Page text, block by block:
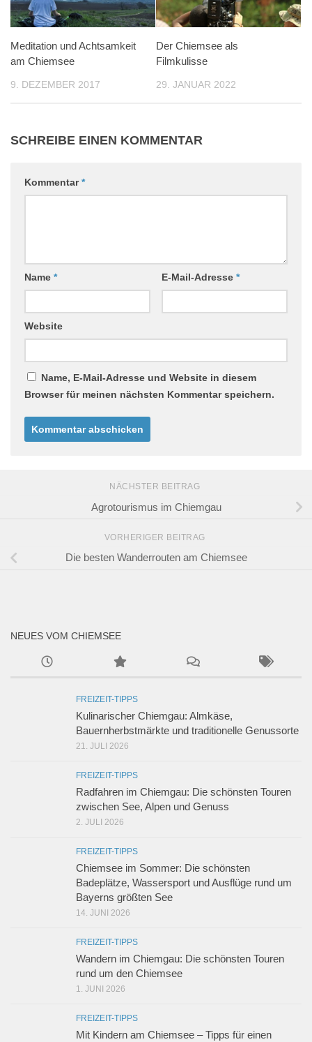
Meditation und Achtsamkeit
am Chiemsee
9. DEZEMBER 2017
Der Chiemsee als
Filmkulisse
29. JANUAR 2022
SCHREIBE EINEN KOMMENTAR
Kommentar*
Name * E-Mail-Adresse *
Website
Name, E-Mail-Adresse und Website in diesem
Browser für meinen nächsten Kommentar speichern.
NÄCHSTER BEITRAG
Agrotourismus im Chiemgau
VORHERIGER BEITRAG
Die besten Wanderrouten am Chiemsee
NEUES VOM CHIEMSEE
FREIZEIT-TIPPS
Kulinarischer Chiemgau: Almkäse,
Bauernherbstmärkte und traditionelle Genussorte
21. JULI 2026
FREIZEIT-TIPPS
Radfahren im Chiemgau: Die schönsten Touren
zwischen See, Alpen und Genuss
2. JULI 2026
FREIZEIT-TIPPS
Chiemsee im Sommer: Die schönsten
Badeplätze, Wassersport und Ausflüge rund um
Bayerns größten See
14. JUNI 2026
FREIZEIT-TIPPS
Wandern im Chiemgau: Die schönsten Touren
rund um den Chiemsee
1. JUNI 2026
FREIZEIT-TIPPS
Mit Kindern am Chiemsee – Tipps für einen